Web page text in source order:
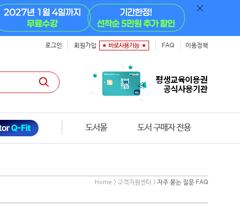
로그인 회원가입 FAQ 이용정책
도서몰 도서 구매자 전용
Home > 고객지원센터 > 자주 묻는 질문 FAQ